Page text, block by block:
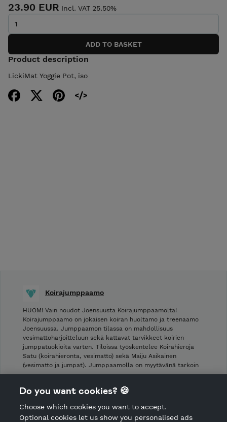
23.90 EUR Incl. VAT 25.50%
Product description
LickiMat Yoggie Pot, iso
Koirajumppaamo
HUOM! Vain noudot Joensuusta Koirajumppaamolta!
Koirajumppaamo on jokaisen koiran huoltamo ja treenaamo
Joensuussa. Jumppaamon tilassa on mahdollisuus
vesimattoharjoitteluun sekä kattavat tarvikkeet koirien
jumppatuokioita varten. Tiloissa työskentelee Koirahieroja
Satu (koirahieronta, vesimatto) sekä Maiju Asikainen
(vesimatto ja jumpat). Jumppaamolla on myytävänä tarkoin
…
Shop Terms and Conditions
CANCEL ORDER
Do you want cookies? 🍪
Choose which cookies you want to accept.
Optional cookies let us show you personalised ads